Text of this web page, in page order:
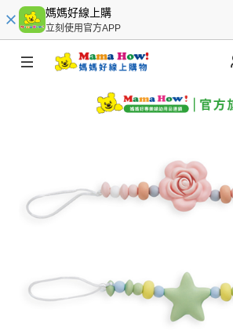
媽媽好線上購
立刻使用官方APP